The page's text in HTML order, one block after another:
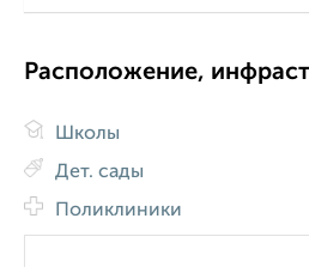
Расположение,
Школы
Дет. сады
Поликлиники